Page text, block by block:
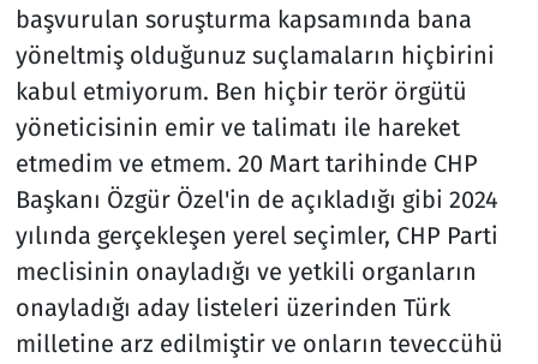
başvurulan soruşturma kapsamında bana
yöneltmiş olduğunuz suçlamaların hiçbirini
kabul etmiyorum. Ben hiçbir terör örgütü
yöneticisinin emir ve talimatı ile hareket
etmedim ve etmem. 20 Mart tarihinde CHP
Başkanı Özgür Özel'in de açıkladığı gibi 2024
yılında gerçekleşen yerel seçimler, CHP Parti
meclisinin onayladığı ve yetkili organların
onayladığı aday listeleri üzerinden Türk
milletine arz edilmiştir ve onların teveccühü